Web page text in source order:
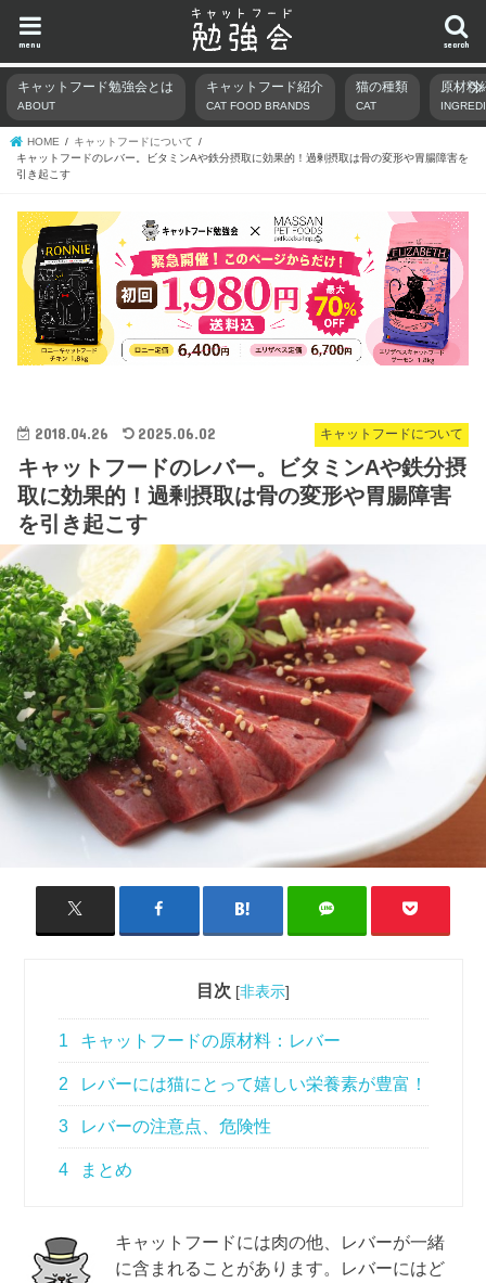
search
menu
キャットフード勉強会とは
ABOUT
キャットフード紹介
CAT FOOD BRANDS
猫の種類
CAT
原材料
HOME
キャットフードについて
キャットフードのレバー。ビタミンAや鉄分摂取に効果的！過剰摂取は骨の変形や胃腸障害を
引き起こす
キャットフードについて
2018.04.26 2025.06.02
キャットフードのレバー。ビタミンAや鉄分摂
取に効果的！過剰摂取は骨の変形や胃腸障害
を引き起こす
目次 [非表示]
1 キャットフードの原材料：レバー
2 レバーには猫にとって嬉しい栄養素が豊富！
3 レバーの注意点、危険性
4 まとめ
キャットフードには肉の他、レバーが一緒
に含まれることがあります。レバーにはど